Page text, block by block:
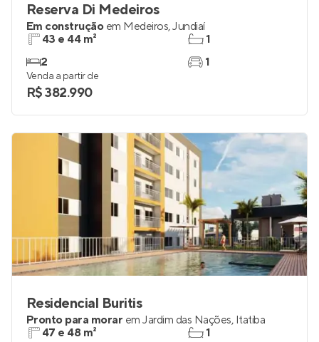
Reserva Di Medeiros
Em construção em Medeiros,Jundiaí
43 e 44 m²
2
1
1
Venda a partir de
R$ 382.990
Residencial Buritis
Pronto para morar em Jardim das Nações, Itatiba
47 e 48 m²
1